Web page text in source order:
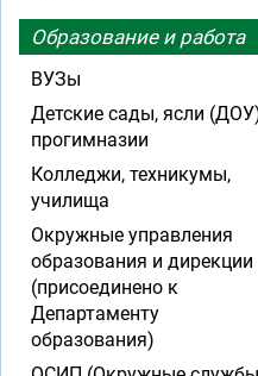
Образование и работа
ВУЗы
Детские сады, ясли
прогимназии
Колледжи, техникумы,
училища
Окружные управления
образования и дирекции
(присоединено к
Департаменту
образования)